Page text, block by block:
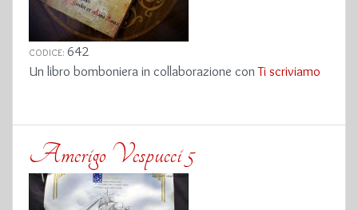
CODICE: 642
Un libro bomboniera in collaborazione conTi scriviamo
Amerigo Vespucci 5